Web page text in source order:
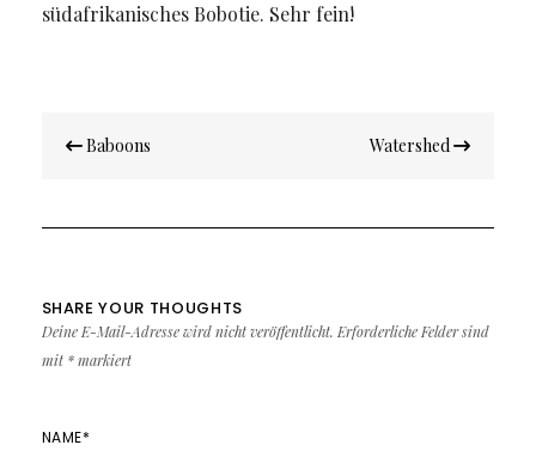
südafrikanisches Bobotie. Sehr fein!
Baboons Watershed
SHARE YOUR THOUGHTS
Deine E-Mail-Adresse wird nicht veröffentlicht. Erforderliche Felder sind
mit *markiert
NAME*